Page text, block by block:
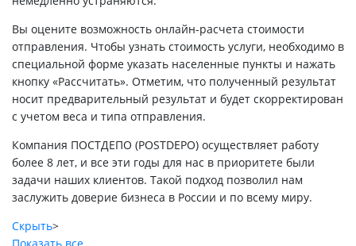
Вы оцените возможность онлайн-расчета стоимости
отправления. Чтобы узнать стоимость услуги, необходимо в
специальной форме указать населенные пункты и нажать
кнопку «Рассчитать». Отметим, что полученный результат
носит предварительный результат и будет скорректирован
с учетом веса и типа отправления.
Компания ПОСТДЕПО (POSTDEPO) осуществляет работу
более 8 лет, и все эти годы для нас в приоритете были
задачи наших клиентов. Такой подход позволил нам
заслужить доверие бизнеса в России и по всему миру.
Скрыть>